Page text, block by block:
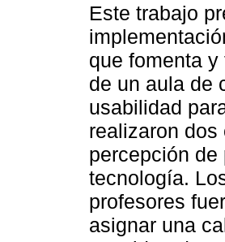
Este trabajo
que fomenta
de un aula de
usabilidad
realizaron
percepción
tecnología.
profesores
asignar una